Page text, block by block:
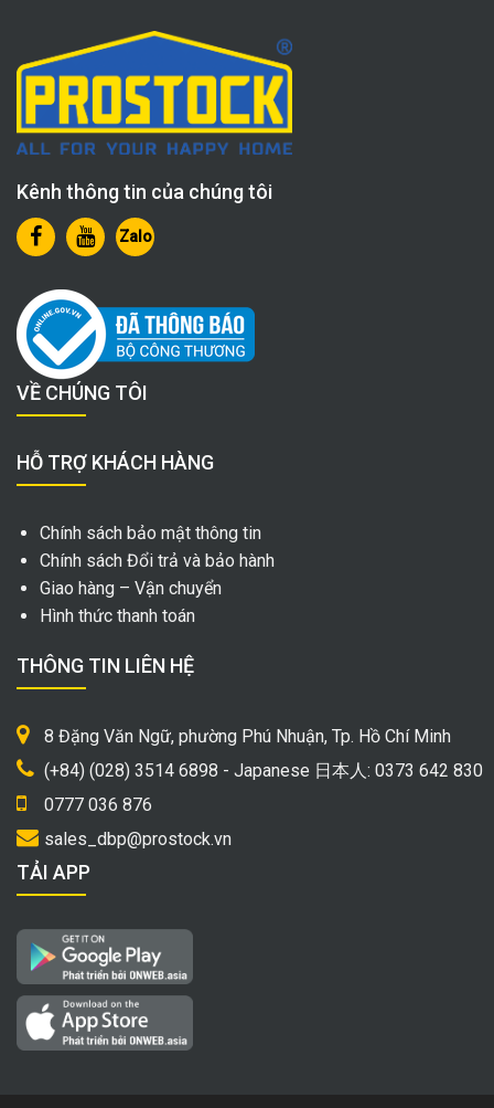
Kênh thông tin của chúng tôi
Zalo
VỀ CHÚNG TÔI
HỖ TRỢ KHÁCH HÀNG
Chính sách bảo mật thông tin
Chính sách Đổi trả và bảo hành
Giao hàng – Vận chuyển
Hình thức thanh toán
THÔNG TIN LIÊN HỆ
8 Đặng Văn Ngữ, phường Phú Nhuận, Tp. Hồ Chí Minh
(+84) (028) 3514 6898 - Japanese 日本人: 0373 642 830
0777 036 876
sales_dbp@prostock.vn
TẢI APP